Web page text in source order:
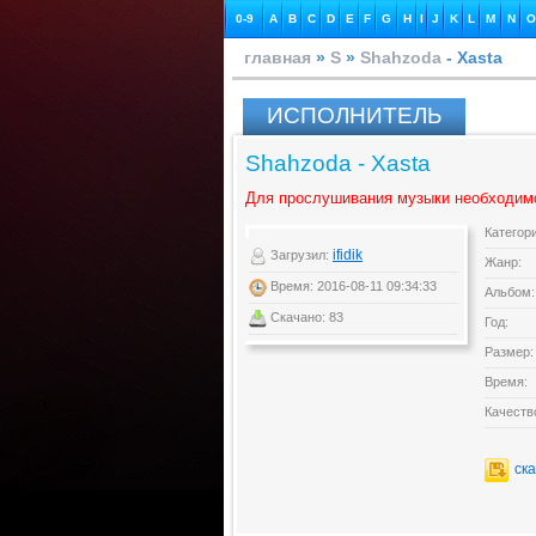
0-9 A B C D E F G H I J K L M N O
главная » S » Shahzoda - Xasta
ИСПОЛНИТЕЛЬ
Shahzoda - Xasta
Для прослушивания музыки
Загрузил: ifidik
Время: 2016-08-11 09:34:33
Скачано: 83
Жанр:
Альбом:
Год:
Размер:
Время: